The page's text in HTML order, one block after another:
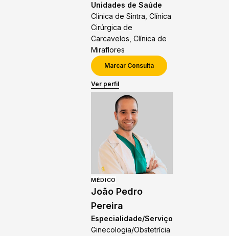
Unidades de Saúde
Clínica de Sintra, Clínica
Cirúrgica de
Carcavelos, Clínica de
Miraflores
Marcar Consulta
Ver perfil
MÉDICO
João Pedro
Pereira
Especialidade/Serviço
Ginecologia/Obstetrícia